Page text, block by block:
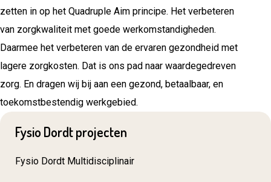
zetten in op het Quadruple Aim principe. Het verbeteren
van zorgkwaliteit met goede werkomstandigheden.
Daarmee het verbeteren van de ervaren gezondheid met
lagere zorgkosten. Dat is ons pad naar waardegedreven
zorg. En dragen wij bij aan een gezond, betaalbaar, en
toekomstbestendig werkgebied.
Fysio Dordt projecten
Fysio Dordt Multidisciplinair